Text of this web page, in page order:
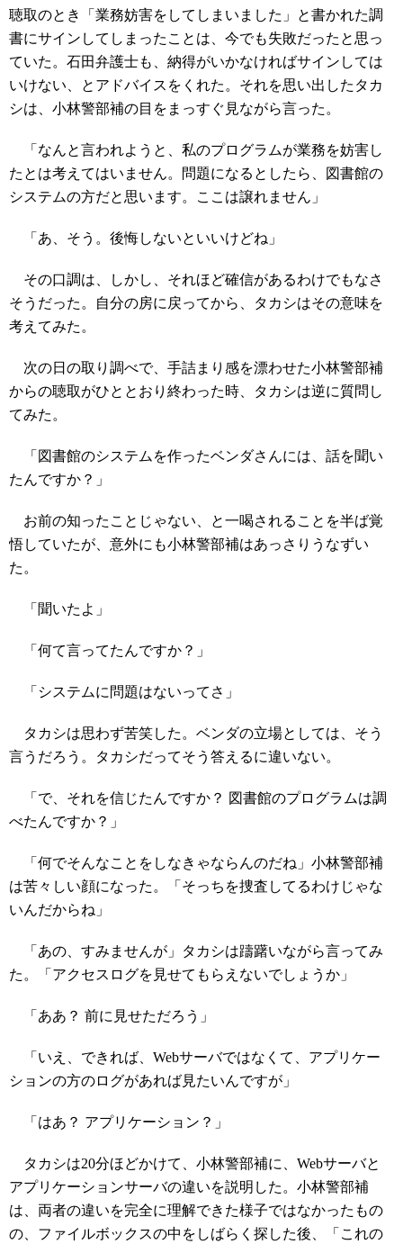
聴取のとき「業務妨害をしてしまいました」と書かれた調
書にサインしてしまったことは、今でも失敗だったと思っ
ていた。石田弁護士も、納得がいかなければサインしては
いけない、とアドバイスをくれた。それを思い出したタカ
シは、小林警部補の目をまっすぐ見ながら言った。
「なんと言われようと、私のプログラムが業務を妨害し
たとは考えてはいません。問題になるとしたら、図書館の
システムの方だと思います。ここは譲れません」
「あ、そう。後悔しないといいけどね」
その口調は、しかし、それほど確信があるわけでもなさ
そうだった。自分の房に戻ってから、タカシはその意味を
考えてみた。
次の日の取り調べで、手詰まり感を漂わせた小林警部補
からの聴取がひととおり終わった時、タカシは逆に質問し
てみた。
「図書館のシステムを作ったベンダさんには、話を聞い
たんですか？」
お前の知ったことじゃない、と一喝されることを半ば覚
悟していたが、意外にも小林警部補はあっさりうなずい
た。
「聞いたよ」
「何て言ってたんですか？」
「システムに問題はないってさ」
タカシは思わず苦笑した。ベンダの立場としては、そう
言うだろう。タカシだってそう答えるに違いない。
「で、それを信じたんですか？ 図書館のプログラムは調
べたんですか？」
「何でそんなことをしなきゃならんのだね」小林警部補
は苦々しい顔になった。「そっちを捜査してるわけじゃな
いんだからね」
「あの、すみませんが」タカシは躊躇いながら言ってみ
た。「アクセスログを見せてもらえないでしょうか」
「ああ？ 前に見せただろう」
「いえ、できれば、Webサーバではなくて、アプリケー
ションの方のログがあれば見たいんですが」
「はあ？ アプリケーション？」
タカシは20分ほどかけて、小林警部補に、Webサーバと
アプリケーションサーバの違いを説明した。小林警部補
は、両者の違いを完全に理解できた様子ではなかったもの
の、ファイルボックスの中をしばらく探した後、「これの